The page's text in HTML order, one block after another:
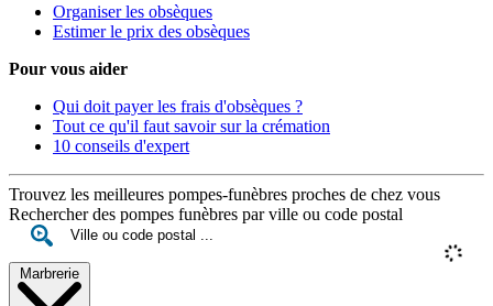
Organiser les obsèques
Estimer le prix des obsèques
Pour vous aider
Qui doit payer les frais d'obsèques ?
Tout ce qu'il faut savoir sur la crémation
10 conseils d'expert
Trouvez les meilleures pompes-funèbres proches de chez vous
Rechercher des pompes funèbres par ville ou code postal
Marbrerie